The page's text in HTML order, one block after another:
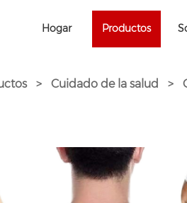
Hogar Productos
> Cuidado de la salud >